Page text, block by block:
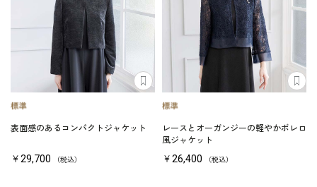
表面感のあるコンパクトジャケット
￥29,700 （税込）
レースとオーガンジーの軽やかボレロ
風ジャケット
￥26,400 （税込）